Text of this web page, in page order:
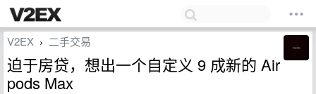
V2EX › 二手交易
迫于房贷，想出一个自定义 9 成新的 Air
pods Max